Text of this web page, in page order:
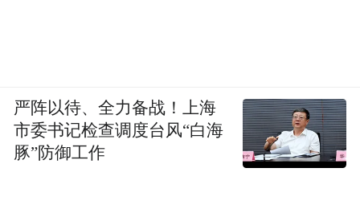
严阵以待、全力备战！上海
市委书记检查调度台风“白海
豚”防御工作